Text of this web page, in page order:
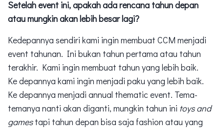
Setelah event ini, apakah ada rencana tahun depan
atau mungkin akan lebih besar lagi?
Kedepannya sendiri kami ingin membuat CCM menjadi
event tahunan. Ini bukan tahun pertama atau tahun
terakhir. Kami ingin membuat tahun yang lebih baik.
Ke depannya kami ingin menjadi paku yang lebih baik.
Ke depannya menjadi annual thematic event. Tema-
temanya nanti akan diganti, mungkin tahun ini toys and
gamestapi tahun depan bisa saja fashion atau yang